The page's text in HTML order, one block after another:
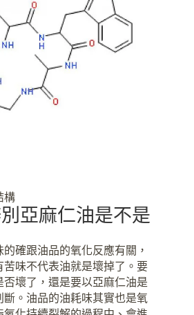
構
亞麻仁油是不是
確跟油品的氧化反應有關，
味不代表油就是壞掉了。要
壞了，還是要以亞麻仁油是
。油品的油耗味其實也是氧